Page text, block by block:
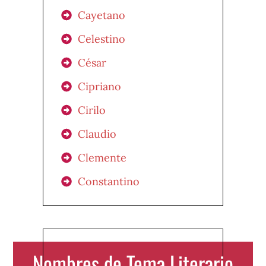
Cayetano
Celestino
César
Cipriano
Cirilo
Claudio
Clemente
Constantino